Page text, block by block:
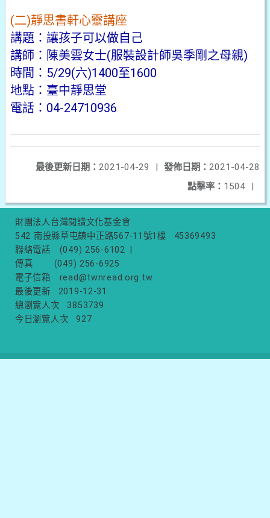
(二)靜思書軒心靈講座
講題：讓孩子可以做自己
講師：陳美雲女士(服裝設計師吳季剛之母親)
時間：5/29(六)1400至1600
地點：臺中靜思堂
電話：04-24710936
發佈日期： 2021-04-28
最後更新日期： 2021-04-29
|
點擊率： 1504 |
財團法人台灣閱讀文化基金會
542 南投縣草屯鎮中正路567-11號1樓
45369493
聯絡電話
(049) 256-6102
傳真
(049) 256-6925
電子信箱
read@twnread.org.tw
最後更新
2019-12-31
總瀏覽人次
3853739
今日瀏覽人次
927